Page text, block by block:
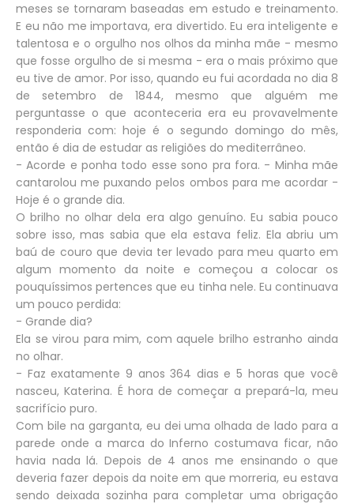
meses se tornaram baseadas em estudo e treinamento.
E eu não me importava, era divertido. Eu era inteligente e
talentosa e o orgulho nos olhos da minha mãe - mesmo
que fosse orgulho de si mesma - era o mais próximo que
eu tive de amor. Por isso, quando eu fui acordada no dia 8
de setembro de 1844, mesmo que alguém me
perguntasse o que aconteceria era eu provavelmente
responderia com: hoje é o segundo domingo do mês,
então é dia de estudar as religiões do mediterrâneo.
- Acorde e ponha todo esse sono pra fora. - Minha mãe
cantarolou me puxando pelos ombos para me acordar -
Hoje é o grande dia.
O brilho no olhar dela era algo genuíno. Eu sabia pouco
sobre isso, mas sabia que ela estava feliz. Ela abriu um
baú de couro que devia ter levado para meu quarto em
algum momento da noite e começou a colocar os
pouquíssimos pertences que eu tinha nele. Eu continuava
um pouco perdida:
- Grande dia?
Ela se virou para mim, com aquele brilho estranho ainda
no olhar.
- Faz exatamente 9 anos 364 dias e 5 horas que você
nasceu, Katerina. É hora de começar a prepará-la, meu
sacrifício puro.
Com bile na garganta, eu dei uma olhada de lado para a
parede onde a marca do Inferno costumava ficar, não
havia nada lá. Depois de 4 anos me ensinando o que
deveria fazer depois da noite em que morreria, eu estava
sendo deixada sozinha para completar uma obrigação